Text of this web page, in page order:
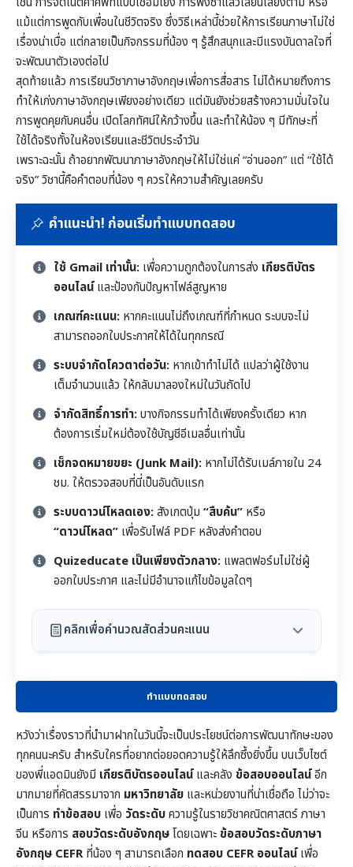
แม้แต่การพูดกับเพื่อนในชีวิตจริง ซึ่งวิธีเหล่านี้ช่วยให้การเรียนภาษาไม่ใช่
เรื่องน่าเบื่อ แต่กลายเป็นกิจกรรมที่น้อง ๆ รู้สึกสนุกและมีแรงบันดาลใจที่
จะพัฒนาตัวเองต่อไป
สุดท้ายแล้ว การเรียนวิชาภาษาอังกฤษเพื่อการสื่อสาร ไม่ได้หมายถึงการ
ทำให้เก่งภาษาอังกฤษเพียงอย่างเดียว แต่มันยังช่วยสร้างความมั่นใจใน
การพูดคุยกับคนอื่น เปิดโลกทัศน์ให้กว้างขึ้น และทำให้น้อง ๆ มีทักษะที่
ใช้ได้จริงทั้งในห้องเรียนและชีวิตประจำวัน
เพราะฉะนั้น ถ้าอยากพัฒนาภาษาอังกฤษให้ไม่ใช่แค่ “อ่านออก” แต่ “ใช้ได้
จริง” วิชานี้คือคำตอบที่น้อง ๆ ควรให้ความสำคัญเลยครับ
คำแนะนำ! ก่อนเริ่มทำแบบทดสอบ
ใช้ Gmail เท่านั้น: เพื่อความถูกต้องในการส่ง เกียรติบัตร
ออนไลน์และป้องกันปัญหาไฟล์สูญหาย
เกณฑ์คะแนน: หากคะแนนไม่ถึงเกณฑ์ที่กำหนด ระบบจะไม่
สามารถออกใบประกาศให้ได้ในทุกกรณี
ระบบจำกัดโควตาต่อวัน: หากเข้าทำไม่ได้ แปลว่าผู้ใช้งาน
เต็มจำนวนแล้ว ให้กลับมาลองใหม่ในวันถัดไป
จำกัดสิทธิ์การทำ:บางกิจกรรมทำได้เพียงครั้งเดียว หาก
ต้องการเริ่มใหม่ต้องใช้บัญชีอีเมลอื่นเท่านั้น
เช็กจดหมายขยะ (Junk Mail): หากไม่ได้รับเมล์ภายใน 24
ชม. ให้ตรวจสอบที่นี่เป็นอันดับแรก
ระบบดาวน์โหลดเอง:สังเกตปุ่ม “สืบค้น” หรือ
“ดาวน์โหลด” เพื่อรับไฟล์ PDF หลังส่งคำตอบ
Quizeducate เป็นเพียงตัวกลาง: แพลตฟอร์มไม่ใช่ผู้
ออกใบประกาศ และไม่มีอำนาจแก้ไขข้อมูลใดๆ
คลิกเพื่อคำนวณสัดส่วนคะแนน
ทำแบบทดสอบ
หวังว่าเรื่องราวที่นำมาฝากในวันนี้จะเป็นประโยชน์ต่อการพัฒนาทักษะของ
ทุกคนนะครับ สำหรับใครที่อยากต่อยอดความรู้ให้ลึกซึ้งยิ่งขึ้น บนเว็บไซต์
ของพี่แอดมินยังมี เกียรติบัตรออนไลน์และคลัง ข้อสอบออนไลน์อีก
มากมายที่คัดสรรมาจาก มหาวิทยาลัย และหน่วยงานที่น่าเชื่อถือ ไม่ว่าจะ
เป็นการ ทำข้อสอบ เพื่อ วัดระดับความรู้ในรายวิชาคณิตศาสตร์ภาษา
จีน หรือการ สอบวัดระดับอังกฤษโดยเฉพาะข้อสอบวัดระดับภาษา
อังกฤษ CEFRที่น้อง ๆ สามารถเลือก ทดสอบ CEFR ออนไลน์เพื่อ